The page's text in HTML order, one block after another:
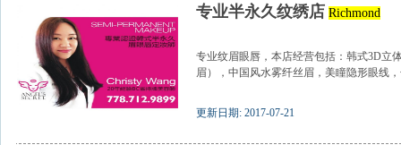
专业半永久纹绣店 Richmond
专业纹眉眼唇，本店经营包括：韩式3D立
眉），中国风水雾纤丝眉，美瞳隐形眼线
更新日期: 2017-07-21